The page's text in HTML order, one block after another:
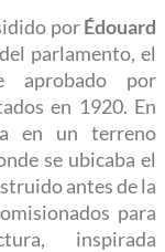
porÉdouard
parlamento, el
aprobado por
en 1920. En
en un terreno
se ubicabael
antes de la
para
inspirada